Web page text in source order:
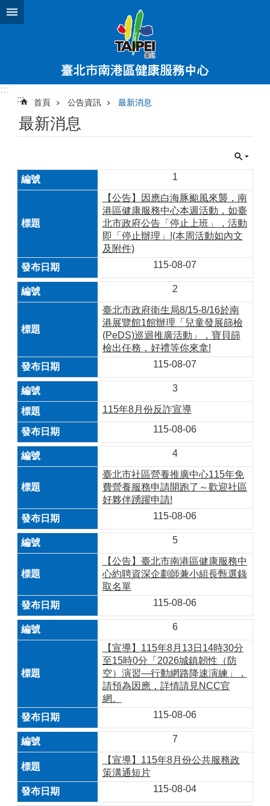
跳到主要內容區塊
:::
:::
首頁 公告資訊 最新消息
最新消息
1
【公告】因應白海豚颱風來襲，南
港區健康服務中心本週活動，如臺
北市政府公告「停止上班」，活動
即「停止辦理」!(本周活動如內文
及附件)
115-08-07
2
臺北市政府衛生局8/15-8/16於南
港展覽館1館辦理「兒童發展篩檢
(PeDS)巡迴推廣活動」，寶貝篩
檢出任務，好禮等你來拿!
115-08-07
3
115年8月份反詐宣導
115-08-06
4
臺北市社區營養推廣中心115年免
費營養服務申請開跑了～歡迎社區
好夥伴踴躍申請!
115-08-06
5
【公告】臺北市南港區健康服務中
心約聘資深企劃師兼小組長甄選錄
取名單
115-08-06
6
【宣導】115年8月13日14時30分
至15時0分「2026城鎮韌性（防
空）演習—行動網路降速演練」，
請預為因應，詳情請見NCC官
網。
115-08-06
7
【宣導】115年8月份公共服務政
策溝通短片
115-08-04